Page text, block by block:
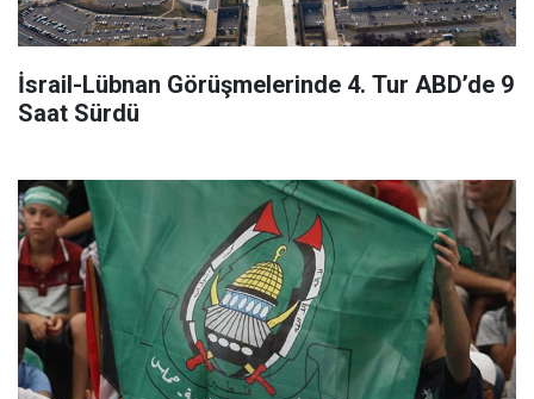
İsrail-Lübnan Görüşmelerinde 4. Tur ABD’de 9
Saat Sürdü